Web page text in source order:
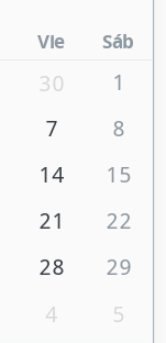
Vie Sáb
30
1
7
8
14
15
21
22
28
29
4 5